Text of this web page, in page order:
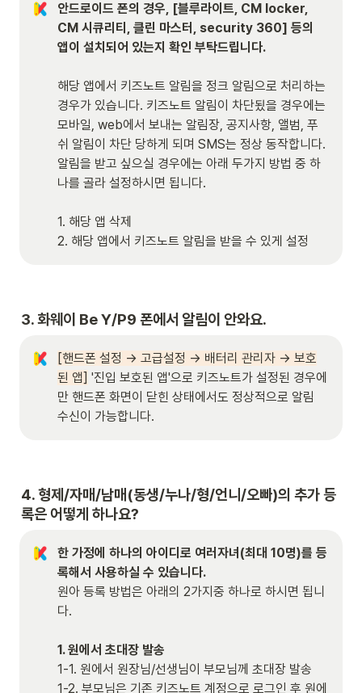
안드로이드 폰의 경우, [블루라이트, CM locker,
CM 시큐리티, 클린 마스터, security 360] 등의
앱이 설치되어 있는지 확인 부탁드립니다.
해당 앱에서 키즈노트 알림을 정크 알림으로 처리하는
경우가 있습니다. 키즈노트 알림이 차단됬을 경우에는
모바일, web에서 보내는 알림장, 공지사항, 앨범, 푸
쉬 알림이 차단 당하게 되며 SMS는 정상 동작합니다.
알림을 받고 싶으실 경우에는 아래 두가지 방법 중 하
나를 골라 설정하시면 됩니다.
1. 해당 앱 삭제
2. 해당 앱에서 키즈노트 알림을 받을 수 있게 설정
3. 화웨이 Be Y/P9 폰에서 알림이 안와요.
[핸드폰 설정 → 고급설정 → 배터리 관리자 → 보호
된 앱] '진입 보호된 앱'으로 키즈노트가 설정된 경우에
만 핸드폰 화면이 닫힌 상태에서도 정상적으로 알림
수신이 가능합니다.
4. 형제/자매/남매(동생/누나/형/언니/오빠)의 추가 등
록은 어떻게 하나요?
한 가정에 하나의 아이디로 여러자녀(최대 10명)를 등
록해서 사용하실 수 있습니다.
원아 등록 방법은 아래의 2가지중 하나로 하시면 됩니
다.
1. 원에서 초대장 발송
1-1. 원에서 원장님/선생님이 부모님께 초대장 발송
1-2. 부모님은 기존 키즈노트 계정으로 로그인 후 원에